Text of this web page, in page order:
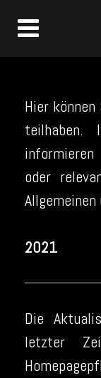
Hier
teilhaben.
oder
2021
Die
letzter